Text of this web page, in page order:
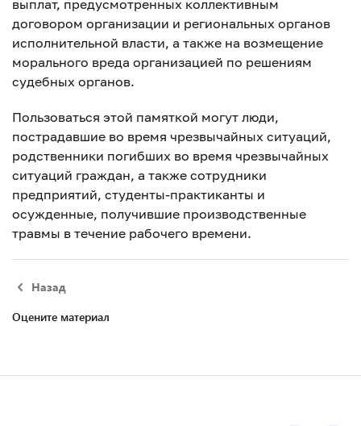
выплат, предусмотренных коллективным
договором организации и региональных органов
исполнительной власти, а также на возмещение
морального вреда организацией по решениям
судебных органов.
Пользоваться этой памяткой могут люди,
пострадавшие во время чрезвычайных ситуаций,
родственники погибших во время чрезвычайных
ситуаций граждан, а также сотрудники
предприятий, студенты-практиканты и
осужденные, получившие производственные
травмы в течение рабочего времени.
Назад
Оцените материал